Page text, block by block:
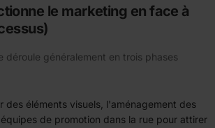
le marketing en face à
déroule généralement en trois phases
des éléments visuels, l'aménagement des
de promotion dans la rue pour attirer